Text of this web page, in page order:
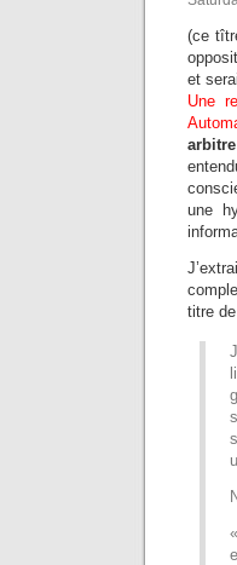
(ce
et
Une
arbitre
une
titre